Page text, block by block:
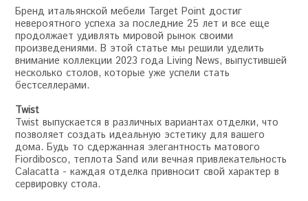
Бренд итальянской мебели Target Point достиг
невероятного успеха за последние 25 лет и все еще
продолжает удивлять мировой рынок своими
произведениями. В этой статье мы решили уделить
внимание коллекции 2023 года Living News, выпустившей
несколько столов, которые уже успели стать
бестселлерами.
Twist
Twist выпускается в различных вариантах отделки, что
позволяет создать идеальную эстетику для вашего
дома. Будь то сдержанная элегантность матового
Fiordibosco, теплота Sand или вечная привлекательность
Calacatta - каждая отделка привносит свой характер в
сервировку стола.